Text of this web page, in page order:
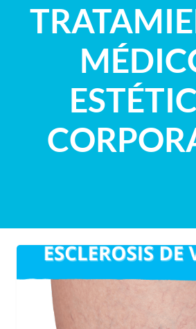
Tratamiento mínimamente
Consiste en la inyección